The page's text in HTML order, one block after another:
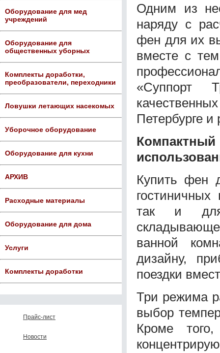
Оборудование для мед
учреждений
Оборудование для
общественных уборных
Комплекты доработки,
преобразователи, переходники
Ловушки летающих насекомых
Уборочное оборудование
Оборудование для кухни
АРХИВ
Расходные материалы
Оборудование для дома
Услуги
Комплекты доработки
Прайс-лист
Новости
Одним из
наряду с
фен для их
вместе с
«Суппорт
Петербурге и
Купить фен
гостиничных
так и для
ванной
дизайну,
поездки
Три режима
выбор
Кроме